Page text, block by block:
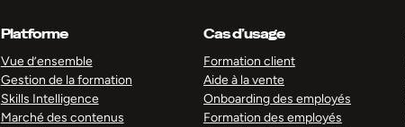
Platforme
Vue d’ensemble
Gestion de la formation
Skills Intelligence
Marché des contenus
Cas d’usage
Formation client
Aide à la vente
Onboarding des employés
Formation des employés